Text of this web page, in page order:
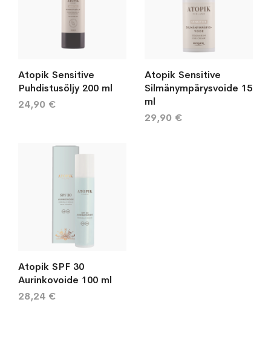
Atopik Sensitive
Puhdistusöljy 200 ml
24,90 €
Atopik Sensitive
Silmänympärysvoide 15
ml
29,90 €
Atopik SPF 30
Aurinkovoide 100 ml
28,24 €